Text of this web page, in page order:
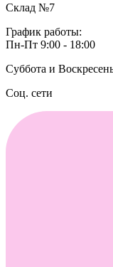
Склад №7
График работы:
Пн-Пт 9:00 - 18:00
Суббота и
Соц. сети